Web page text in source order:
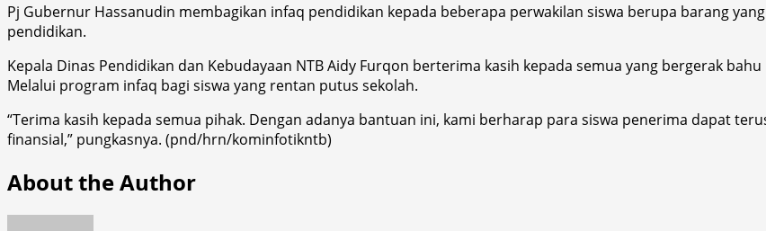
Pj Gubernur Hassanudin membagikan infaq pendidikan kepada beberapa perwakilan siswa berupa barang
pendidikan.
Kepala Dinas Pendidikan dan Kebudayaan NTB Aidy Furqon berterima kasih kepada semua yang bergerak
Melalui program infaq bagi siswa yang rentan putus sekolah.
“Terima kasih kepada semua pihak. Dengan adanya bantuan ini, kami berharap para siswa penerima dapat
finansial,” pungkasnya. (pnd/hrn/kominfotikntb)
About the Author